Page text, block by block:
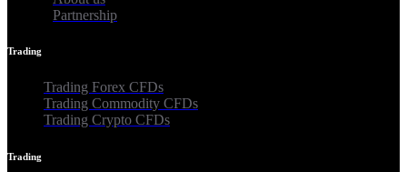
Partnership
Trading
Trading Forex CFDs
Trading Commodity CFDs
Trading Crypto CFDs
Trading